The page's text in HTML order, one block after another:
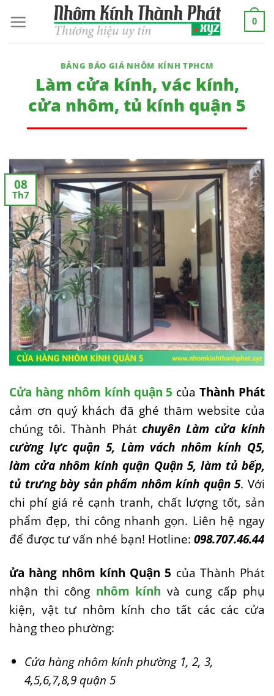
content
0
BẢNG BÁO GIÁ NHÔM KÍNH TPHCM
Làm cửa kính, vác kính,
cửa nhôm, tủ kính quận 5
08
Th7
Cửa hàng nhôm kính quận 5 củaThành Phát
cảm ơn quý khách đã ghé thăm website của
chúng tôi. Thành Phátchuyên Làm cửa kính
cường lực quận 5, Làm vách nhôm kính Q5,
làm cửa nhôm kính quận Quận 5, làm tủ bếp,
tủ trưng bày sản phẩm nhôm kính quận 5. Với
chi phí giá rẻ cạnh tranh, chất lượng tốt, sản
phẩm đẹp, thi công nhanh gọn. Liên hệ ngay
để được tư vấn nhé bạn! Hotline: 098.707.46.44
ửa hàng nhôm kính Quận 5 của Thành Phát
nhận thi công nhôm kính và cung cấp phụ
kiện, vật tư nhôm kính cho tất các các cửa
hàng theo phường:
Cửa hàng nhôm kính phường 1, 2, 3,
4,5,6,7,8,9 quận 5